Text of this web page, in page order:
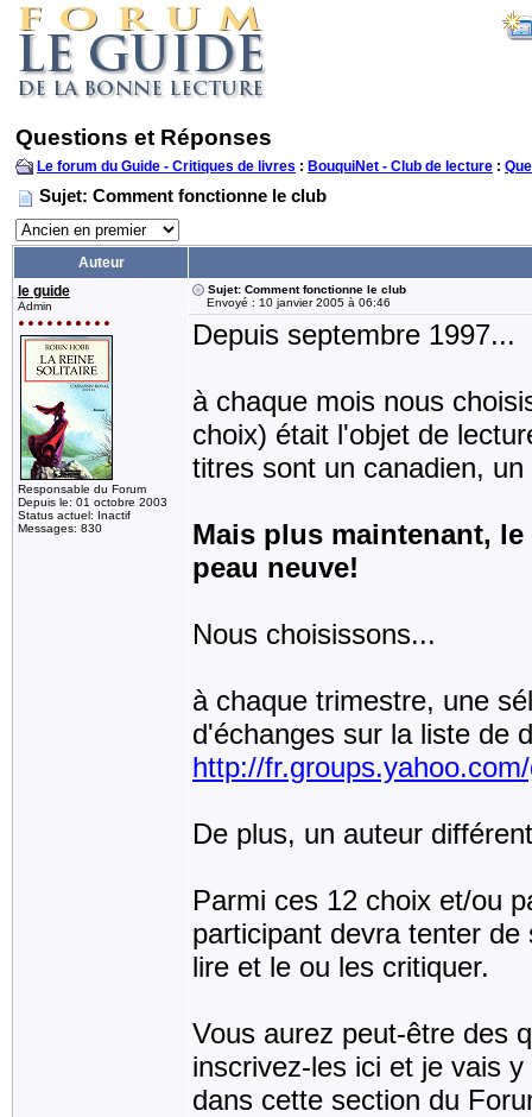
Questions et Réponses
Le forum du Guide - Critiques de livres : BouquiNet - Club de lecture :
Sujet: Comment fonctionne le club
Auteur
le guide
Admin
Responsable du Forum
Depuis le: 01 octobre 2003
Status actuel: Inactif
Messages: 830
Sujet: Comment fonctionne le club
Envoyé : 10 janvier 2005 à 06:46
Depuis septembre 1997...
à chaque mois nous
choix) était l'objet de
titres sont un canadien,
Mais plus maintenant,
peau neuve!
Nous choisissons...
à chaque trimestre, une
d'échanges sur la liste de
http://
De plus, un auteur
Parmi ces 12 choix et/ou
participant devra tenter
lire et le ou les critiquer.
Vous aurez peut-être des
inscrivez-les ici et je vais
dans cette section du